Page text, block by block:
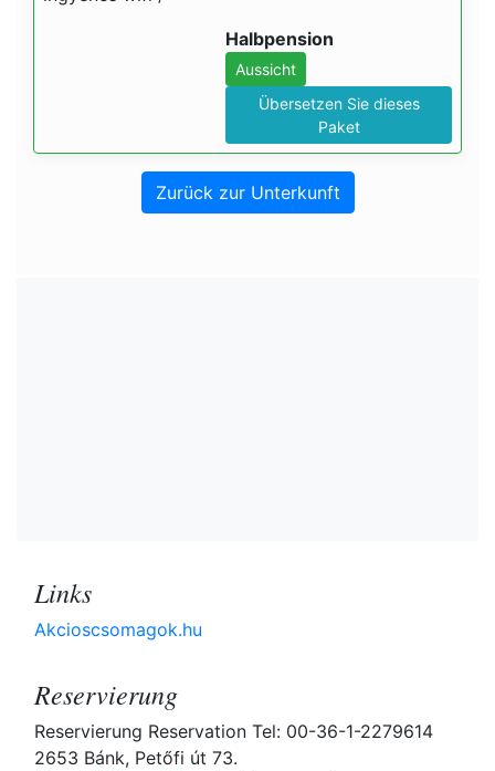
Halbpension
Aussicht
Übersetzen Sie dieses
Paket
Zurück zur Unterkunft
Links
Akcioscsomagok.hu
Reservierung
Reservierung Reservation Tel: 00-36-1-2279614
2653 Bánk, Petőfi út 73.